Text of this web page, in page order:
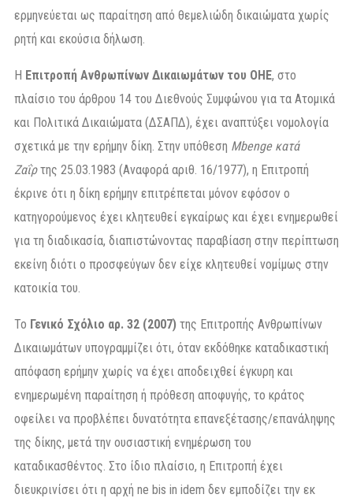
ερμηνεύεται ως παραίτηση από θεμελιώδη δικαιώματα χωρίς
ρητή και εκούσια δήλωση.
Η Επιτροπή Ανθρωπίνων Δικαιωμάτων του ΟΗΕ, στο
πλαίσιο του άρθρου 14 του Διεθνούς Συμφώνου για τα Ατομικά
και Πολιτικά Δικαιώματα (ΔΣΑΠΔ), έχει αναπτύξει νομολογία
σχετικά με την ερήμην δίκη. Στην υπόθεση Mbenge κατά
Ζαΐρτης 25.03.1983 (Αναφορά αριθ. 16/1977), η Επιτροπή
έκρινε ότι η δίκη ερήμην επιτρέπεται μόνον εφόσον ο
κατηγορούμενος έχει κλητευθεί εγκαίρως και έχει ενημερωθεί
για τη διαδικασία, διαπιστώνοντας παραβίαση στην περίπτωση
εκείνη διότι ο προσφεύγων δεν είχε κλητευθεί νομίμως στην
κατοικία του.
Το Γενικό Σχόλιο αρ. 32 (2007) της Επιτροπής Ανθρωπίνων
Δικαιωμάτων υπογραμμίζει ότι, όταν εκδόθηκε καταδικαστική
απόφαση ερήμην χωρίς να έχει αποδειχθεί έγκυρη και
ενημερωμένη παραίτηση ή πρόθεση αποφυγής, το κράτος
οφείλει να προβλέπει δυνατότητα επανεξέτασης/επανάληψης
της δίκης, μετά την ουσιαστική ενημέρωση του
καταδικασθέντος. Στο ίδιο πλαίσιο, η Επιτροπή έχει
διευκρινίσει ότι η αρχή ne bis in idem δεν εμποδίζει την εκ